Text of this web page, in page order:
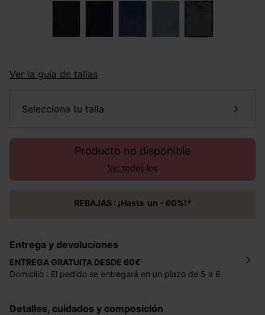
Ver la guía de tallas
selecciona tu talla
Producto no disponible
Ver todos los
REBAJAS : ¡Hasta un - 60%!*
Entrega y devoluciones
ENTREGA GRATUITA DESDE 60€
Domicilio : El pedido se entregará en un plazo de 5 a 6
Mondial Relay : El pedido se entregará en un plazo de 5
Detalles, cuidados y composición